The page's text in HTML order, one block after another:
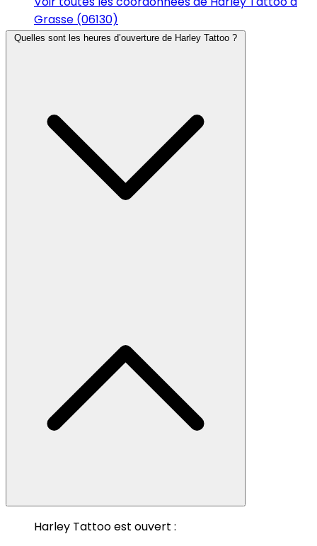
Grasse (06130)
Quelles sont les heures d’ouverture de Harley Tattoo ?
Harley Tattoo est ouvert :